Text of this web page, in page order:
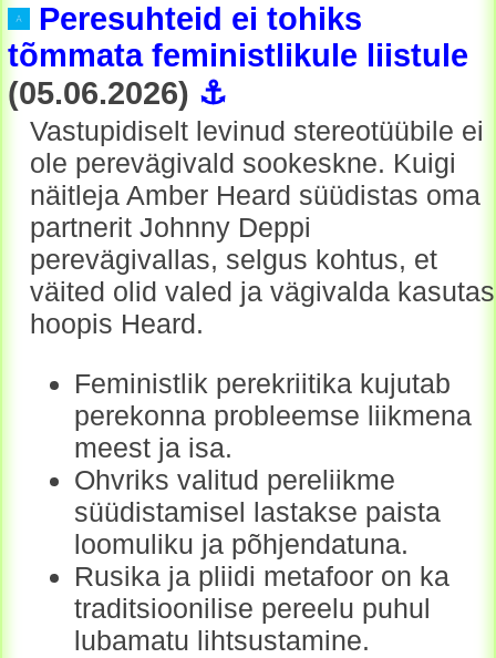
Peresuhteid ei tohiks
tõmmata feministlikule liistule
(05.06.2026) ⚓
Vastupidiselt levinud stereotüübile ei
ole perevägivald sookeskne. Kuigi
näitleja Amber Heard süüdistas oma
partnerit Johnny Deppi
perevägivallas, selgus kohtus, et
väited olid valed ja vägivalda kasutas
hoopis Heard.
Feministlik perekriitika kujutab
perekonna probleemse liikmena
meest ja isa.
Ohvriks valitud pereliikme
süüdistamisel lastakse paista
loomuliku ja põhjendatuna.
Rusika ja pliidi metafoor on ka
traditsioonilise pereelu puhul
lubamatu lihtsustamine.